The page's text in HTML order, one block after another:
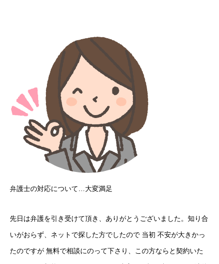
弁護士の対応について…大変満足
先日は弁護を引き受けて頂き、ありがとうございました。知り合
いがおらず、ネットで探した方でしたので 当初 不安が大きかっ
たのですが 無料で相談にのって下さり、この方ならと契約いた